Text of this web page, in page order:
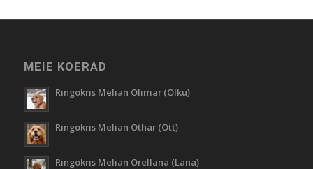
MEIE KOERAD
Ringokris Melian Olimar (Olku)
Ringokris Melian Othar (Ott)
Ringokris Melian Orellana (Lana)